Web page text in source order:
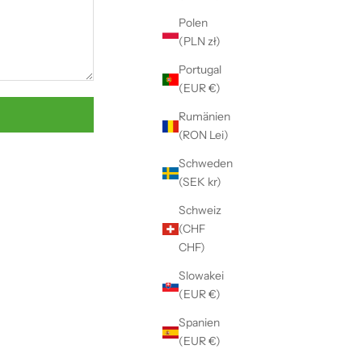
Polen
(PLN zł)
Portugal
(EUR €)
Rumänien
(RON Lei)
Schweden
(SEK kr)
Schweiz
(CHF
CHF)
Slowakei
(EUR €)
Spanien
(EUR €)